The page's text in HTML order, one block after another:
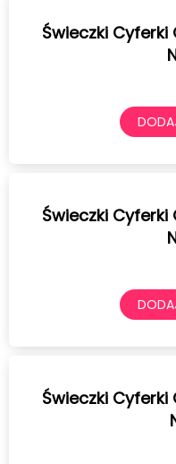
Świeczki
Świeczki
Świeczki